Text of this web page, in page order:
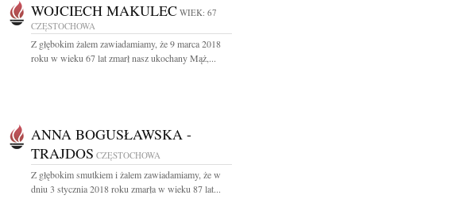
WOJCIECH MAKULEC WIEK: 67
CZĘSTOCHOWA
Z głębokim żalem zawiadamiamy, że 9 marca 2018
roku w wieku 67 lat zmarł nasz ukochany Mąż,...
ANNA BOGUSŁAWSKA -
TRAJDOS CZĘSTOCHOWA
Z głębokim smutkiem i żalem zawiadamiamy, że w
dniu 3 stycznia 2018 roku zmarła w wieku 87 lat...